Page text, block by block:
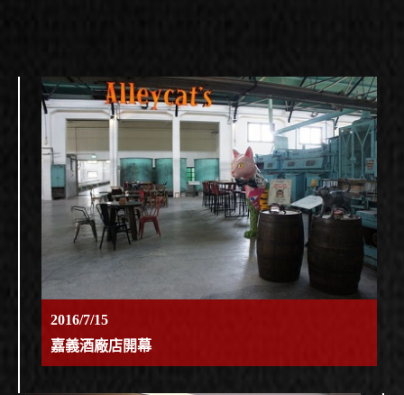
2016/7/15
嘉義酒廠店開幕